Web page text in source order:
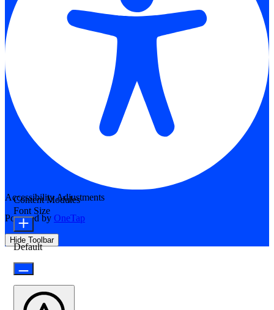
Accessibility Adjustments
Powered by OneTap
Hide Toolbar
Content Modules
Font Size
Default